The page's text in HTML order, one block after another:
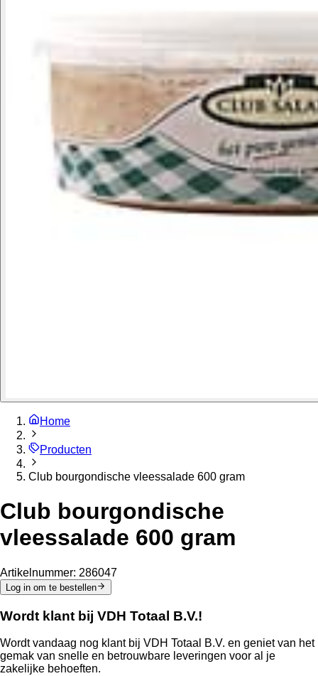
Home
Producten
Club bourgondische vleessalade 600 gram
Club bourgondische
vleessalade 600 gram
Artikelnummer: 286047
Log in om te bestellen
Wordt klant bij VDH Totaal B.V.!
Wordt vandaag nog klant bij VDH Totaal B.V. en geniet van het
gemak van snelle en betrouwbare leveringen voor al je
zakelijke behoeften.